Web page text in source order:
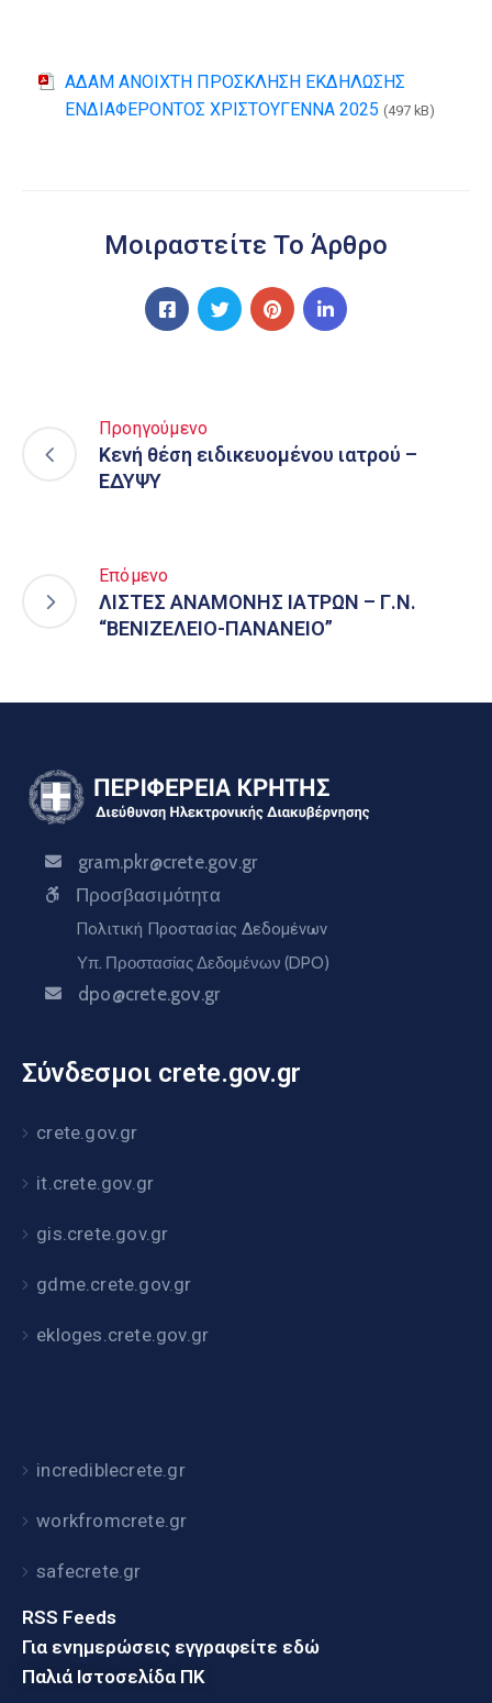
ΑΔΑΜ ΑΝΟΙΧΤΗ ΠΡΟΣΚΛΗΣΗ ΕΚΔΗΛΩΣΗΣ
ΕΝΔΙΑΦΕΡΟΝΤΟΣ ΧΡΙΣΤΟΥΓΕΝΝΑ 2025 (497 kB)
Μοιραστείτε Το Άρθρο
Προηγούμενο
Κενή θέση ειδικευομένου ιατρού –
ΕΔΥΨΥ
Επόμενο
ΛΙΣΤΕΣ ΑΝΑΜΟΝΗΣ ΙΑΤΡΩΝ – Γ.Ν.
“ΒΕΝΙΖΕΛΕΙΟ-ΠΑΝΑΝΕΙΟ”
gram.pkr@crete.gov.gr
Προσβασιμότητα
Πολιτική Προστασίας Δεδομένων
Υπ. Προστασίας Δεδομένων (DPO)
dpo@crete.gov.gr
Σύνδεσμοι crete.gov.gr
crete.gov.gr
it.crete.gov.gr
gis.crete.gov.gr
gdme.crete.gov.gr
ekloges.crete.gov.gr
incrediblecrete.gr
workfromcrete.gr
safecrete.gr
RSS Feeds
Για ενημερώσεις εγγραφείτε εδώ
Παλιά Ιστοσελίδα ΠΚ